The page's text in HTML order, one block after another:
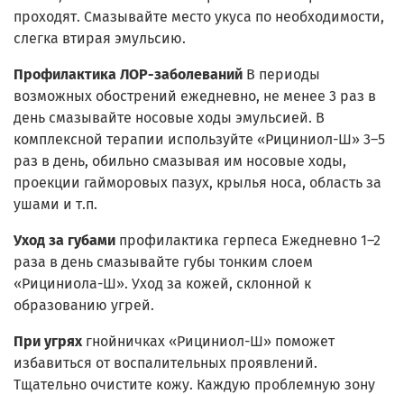
проходят. Смазывайте место укуса по необходимости,
слегка втирая эмульсию.
Профилактика ЛОР-заболеваний В периоды
возможных обострений ежедневно, не менее 3 раз в
день смазывайте носовые ходы эмульсией. В
комплексной терапии используйте «Рициниол-Ш» 3–5
раз в день, обильно смазывая им носовые ходы,
проекции гайморовых пазух, крылья носа, область за
ушами и т.п.
Уход за губами профилактика герпеса Ежедневно 1–2
раза в день смазывайте губы тонким слоем
«Рициниола-Ш». Уход за кожей, склонной к
образованию угрей.
При угрях гнойничках «Рициниол-Ш» поможет
избавиться от воспалительных проявлений.
Тщательно очистите кожу. Каждую проблемную зону